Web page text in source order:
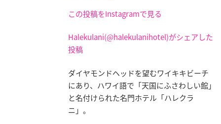
この投稿をInstagramで見る
Halekulani(@halekulanihotel)がシェアした
投稿
ダイヤモンドヘッドを望むワイキキビーチ
にあり、ハワイ語で「天国にふさわしい館」
と名付けられた名門ホテル「ハレクラ
ニ」。